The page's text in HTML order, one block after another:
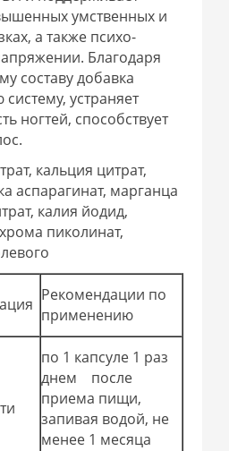
умственных и
а также психо-
Благодаря
составу добавка
устраняет
ногтей, способствует
кальция цитрат,
аспарагинат, марганца
калия йодид,
пиколинат,
Рекомендации по
применению
по 1 капсуле 1 раз
днем после
приема пищи,
запивая водой, не
менее 1 месяца